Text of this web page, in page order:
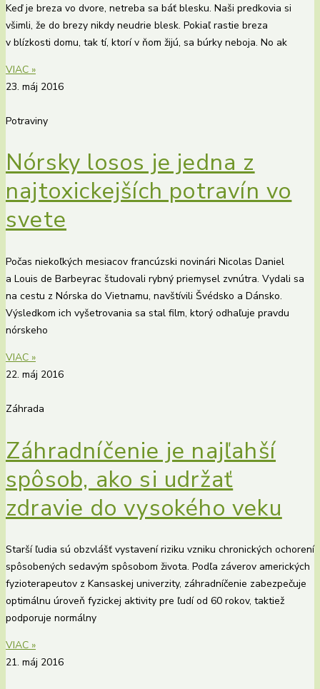
Keď je breza vo dvore, netreba sa báť blesku. Naši predkovia si
všimli, že do brezy nikdy neudrie blesk. Pokiaľ rastie breza
v blízkosti domu, tak tí, ktorí v ňom žijú, sa búrky neboja. No ak
VIAC »
23. máj 2016
Potraviny
Nórsky losos je jedna z
najtoxickejších potravín vo
svete
Počas niekoľkých mesiacov francúzski novinári Nicolas Daniel
a Louis de Barbeyrac študovali rybný priemysel zvnútra. Vydali sa
na cestu z Nórska do Vietnamu, navštívili Švédsko a Dánsko.
Výsledkom ich vyšetrovania sa stal film, ktorý odhaľuje pravdu
nórskeho
VIAC »
22. máj 2016
Záhrada
Záhradníčenie je najľahší
spôsob, ako si udržať
zdravie do vysokého veku
Starší ľudia sú obzvlášť vystavení riziku vzniku chronických ochorení
spôsobených sedavým spôsobom života. Podľa záverov amerických
fyzioterapeutov z Kansaskej univerzity, záhradníčenie zabezpečuje
optimálnu úroveň fyzickej aktivity pre ľudí od 60 rokov, taktiež
podporuje normálny
VIAC »
21. máj 2016